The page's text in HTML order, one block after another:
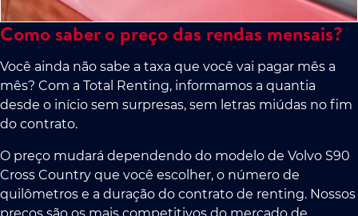
Como saber o preço das rendas mensais?
Você ainda não sabe a taxa que você vai pagar mês a
mês? Com a Total Renting, informamos a quantia
desde o início sem surpresas, sem letras miúdas no fim
do contrato.
O preço mudará dependendo do modelo de Volvo S90
Cross Country que você escolher, o número de
quilômetros e a duração do contrato de renting. Nossos